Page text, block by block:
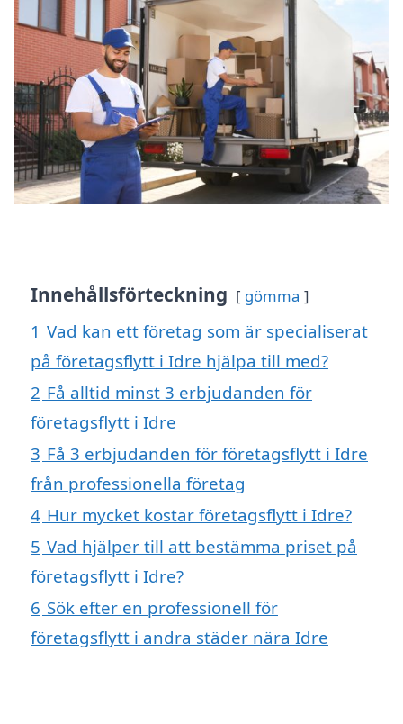
Innehållsförteckning gömma
1 Vad kan ett företag som är specialiserat
på företagsflytt i Idre hjälpa till med?
2 Få alltid minst 3 erbjudanden för
företagsflytt i Idre
3 Få 3 erbjudanden för företagsflytt i Idre
från professionella företag
4 Hur mycket kostar företagsflytt i Idre?
5 Vad hjälper till att bestämma priset på
företagsflytt i Idre?
6 Sök efter en professionell för
företagsflytt i andra städer nära Idre